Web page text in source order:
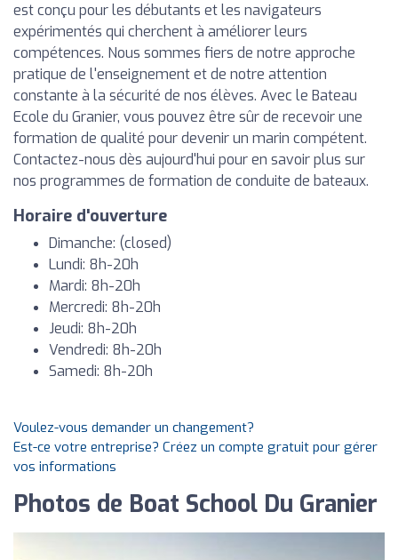
est conçu pour les débutants et les navigateurs
expérimentés qui cherchent à améliorer leurs
compétences. Nous sommes fiers de notre approche
pratique de l'enseignement et de notre attention
constante à la sécurité de nos élèves. Avec le Bateau
Ecole du Granier, vous pouvez être sûr de recevoir une
formation de qualité pour devenir un marin compétent.
Contactez-nous dès aujourd'hui pour en savoir plus sur
nos programmes de formation de conduite de bateaux.
Horaire d'ouverture
Dimanche: (closed)
Lundi: 8h-20h
Mardi: 8h-20h
Mercredi: 8h-20h
Jeudi: 8h-20h
Vendredi: 8h-20h
Samedi: 8h-20h
Voulez-vous demander un changement?
Est-ce votre entreprise? Créez un compte gratuit pour gérer
vos informations
Photos de Boat School Du Granier